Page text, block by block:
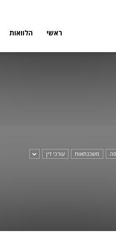
ראשי הלוואות
משכנתאות עורכי דין